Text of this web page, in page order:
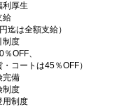
厚生
給
迄は全額支給）
制度
％OFF、
コートは45％OFF）
完備
制度
用制度